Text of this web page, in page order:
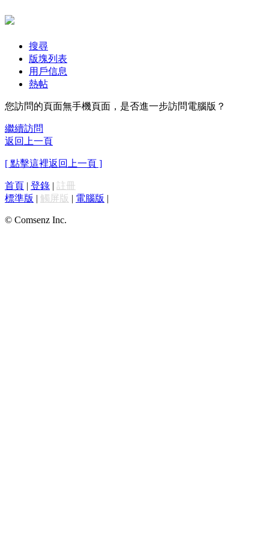
搜尋
版塊列表
用戶信息
熱帖
您訪問的頁面無手機頁面，是否進一步訪問電腦版？
繼續訪問
返回上一頁
[ 點擊這裡返回上一頁 ]
首頁 | 登錄 | 註冊
標準版 | 觸屏版 | 電腦版 |
© Comsenz Inc.